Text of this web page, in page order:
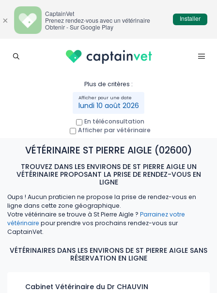
Plus de critères :
lundi 10 août 2026
En téléconsultation
Afficher par vétérinaire
VÉTÉRINAIRE ST PIERRE AIGLE (02600)
TROUVEZ DANS LES ENVIRONS DE ST PIERRE AIGLE UN
VÉTÉRINAIRE PROPOSANT LA PRISE DE RENDEZ-VOUS EN
LIGNE
Oups ! Aucun praticien ne propose la prise de rendez-vous en
ligne dans cette zone géographique.
Votre vétérinaire se trouve à St Pierre Aigle ? Parrainez votre
vétérinaire pour prendre vos prochains rendez-vous sur
CaptainVet.
VÉTÉRINAIRES DANS LES ENVIRONS DE ST PIERRE AIGLE SANS
RÉSERVATION EN LIGNE
Cabinet Vétérinaire du Dr CHAUVIN
×
CaptainVet
Prenez rendez-vous avec un vétérinaire
Obtenir - Sur Google Play
Installer